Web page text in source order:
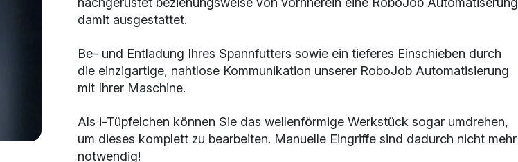
damit ausgestattet.
Be- und Entladung Ihres Spannfutters sowie ein tieferes Einschieben durch
die einzigartige, nahtlose Kommunikation unserer RoboJob Automatisierung
mit Ihrer Maschine.
Als i-Tüpfelchen können Sie das wellenförmige Werkstück sogar umdrehen,
um dieses komplett zu bearbeiten. Manuelle Eingriffe sind dadurch nicht mehr
notwendig!